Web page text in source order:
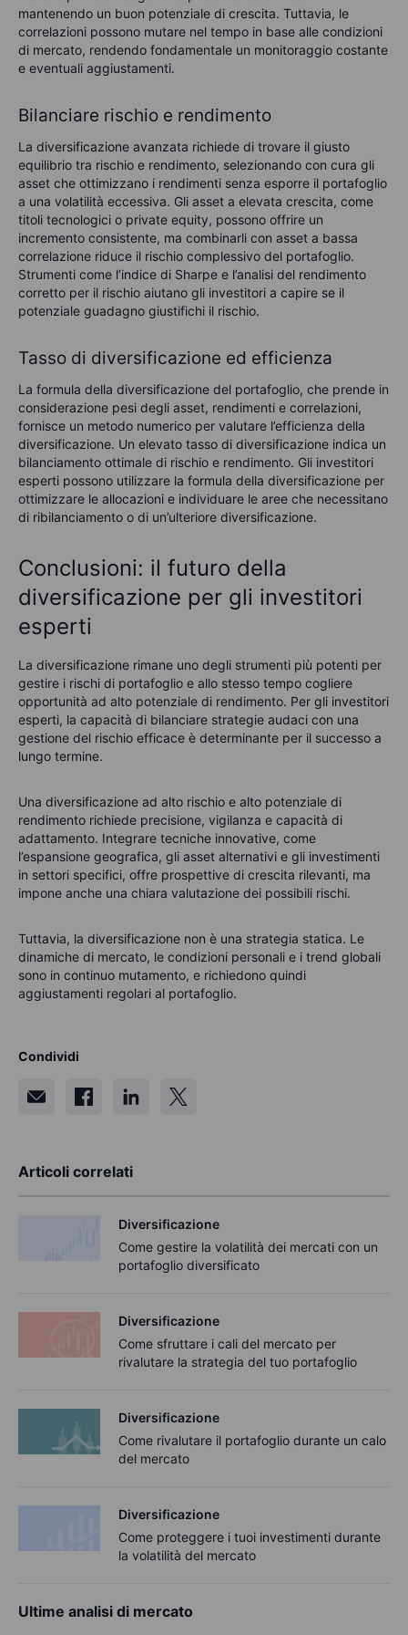
mantenendo un buon potenziale di crescita. Tuttavia, le
correlazioni possono mutare nel tempo in base alle condizioni
di mercato, rendendo fondamentale un monitoraggio costante
e eventuali aggiustamenti.
Bilanciare rischio e rendimento
La diversificazione avanzata richiede di trovare il giusto
equilibrio tra rischio e rendimento, selezionando con cura gli
asset che ottimizzano i rendimenti senza esporre il portafoglio
a una volatilità eccessiva. Gli asset a elevata crescita, come
titoli tecnologici o private equity, possono offrire un
incremento consistente, ma combinarli con asset a bassa
correlazione riduce il rischio complessivo del portafoglio.
Strumenti come l’indice di Sharpe e l’analisi del rendimento
corretto per il rischio aiutano gli investitori a capire se il
potenziale guadagno giustifichi il rischio.
Tasso di diversificazione ed efficienza
La formula della diversificazione del portafoglio, che prende in
considerazione pesi degli asset, rendimenti e correlazioni,
fornisce un metodo numerico per valutare l’efficienza della
diversificazione. Un elevato tasso di diversificazione indica un
bilanciamento ottimale di rischio e rendimento. Gli investitori
esperti possono utilizzare la formula della diversificazione per
ottimizzare le allocazioni e individuare le aree che necessitano
di ribilanciamento o di un’ulteriore diversificazione.
Conclusioni: il futuro della
diversificazione per gli investitori
esperti
La diversificazione rimane uno degli strumenti più potenti per
gestire i rischi di portafoglio e allo stesso tempo cogliere
opportunità ad alto potenziale di rendimento. Per gli investitori
esperti, la capacità di bilanciare strategie audaci con una
gestione del rischio efficace è determinante per il successo a
lungo termine.
Una diversificazione ad alto rischio e alto potenziale di
rendimento richiede precisione, vigilanza e capacità di
adattamento. Integrare tecniche innovative, come
l’espansione geografica, gli asset alternativi e gli investimenti
in settori specifici, offre prospettive di crescita rilevanti, ma
impone anche una chiara valutazione dei possibili rischi.
Tuttavia, la diversificazione non è una strategia statica. Le
dinamiche di mercato, le condizioni personali e i trend globali
sono in continuo mutamento, e richiedono quindi
aggiustamenti regolari al portafoglio.
Condividi
Articoli correlati
Diversificazione
Come gestire la volatilità dei mercati con un
portafoglio diversificato
Diversificazione
Come sfruttare i cali del mercato per
rivalutare la strategia del tuo portafoglio
Diversificazione
Come rivalutare il portafoglio durante un calo
del mercato
Diversificazione
Come proteggere i tuoi investimenti durante
la volatilità del mercato
Ultime analisi di mercato